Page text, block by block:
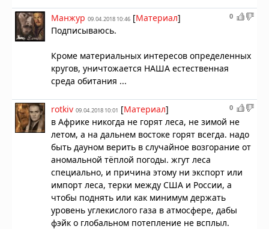
0
Манжур 09.04.2018 10:46 [Материал]
Подписываюсь.
Кроме материальных интересов определенных
кругов, уничтожается НАША естественная
среда обитания ...
0
rotkiv 09.04.2018 10:01 [Материал]
в Африке никогда не горят леса, не зимой не
летом, а на дальнем востоке горят всегда. надо
быть дауном верить в случайное возгорание от
аномальной тёплой погоды. жгут леса
специально, и причина этому ни экспорт или
импорт леса, терки между США и России, а
чтобы поднять или как минимум держать
уровень углекислого газа в атмосфере, дабы
фэйк о глобальном потепление не всплыл.